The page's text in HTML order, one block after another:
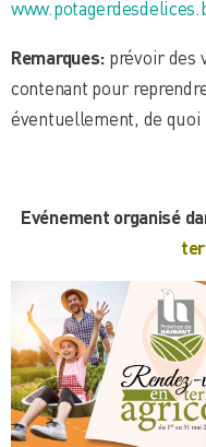
Remarques: prévoir des
contenant pour
éventuellement, de quoi
Evénement organisé
t